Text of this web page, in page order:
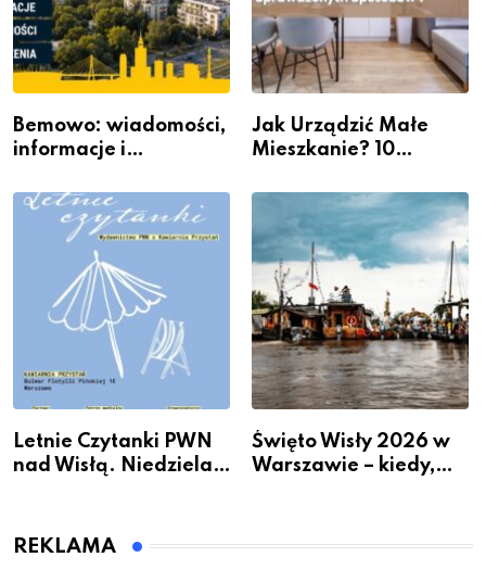
Bemowo: wiadomości,
informacje i
Jak Urządzić Małe
Mieszkanie? 10
Przestrzeni Bez
Kosztownego Remontu
Letnie Czytanki PWN
nad Wisłą. Niedziela z
Święto Wisły 2026 w
Warszawie – kiedy,
REKLAMA